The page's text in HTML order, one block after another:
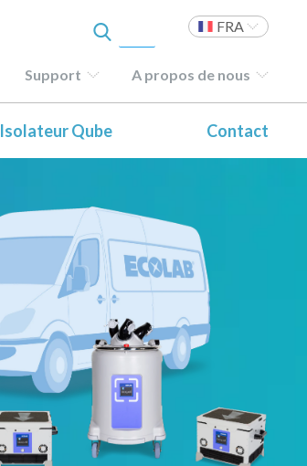
FRA
Support A propos de nous
Isolateur Qube Contact